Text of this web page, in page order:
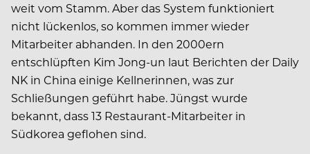
weit vom Stamm. Aber das System funktioniert
nicht lückenlos, so kommen immer wieder
Mitarbeiter abhanden. In den 2000ern
entschlüpften Kim Jong-un laut Berichten der Daily
NK in China einige Kellnerinnen, was zur
Schließungen geführt habe. Jüngst wurde
bekannt, dass 13 Restaurant-Mitarbeiter in
Südkorea geflohen sind.